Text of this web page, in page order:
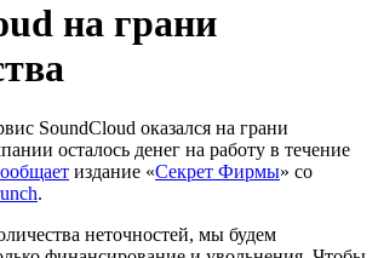
на грани
SoundCloud оказался на грани
осталось денег на работу в течение
издание «Секрет Фирмы» со
.
неточностей, мы будем